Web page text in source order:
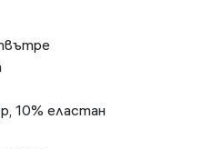
10% еластан